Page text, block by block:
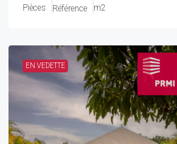
Pièces
Référence
m2
EN VEDETTE